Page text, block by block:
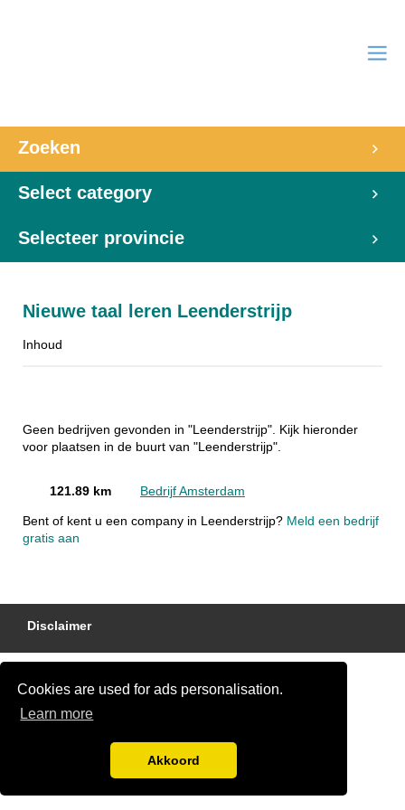
Cookies are used for ads personalisation.
Learn more
Akkoord
Zoeken
Select category
Selecteer provincie
Nieuwe taal leren Leenderstrijp
Inhoud
Geen bedrijven gevonden in "Leenderstrijp". Kijk hieronder
voor plaatsen in de buurt van "Leenderstrijp".
121.89 km Bedrijf Amsterdam
Bent of kent u een company in Leenderstrijp? Meld een bedrijf
gratis aan
Disclaimer